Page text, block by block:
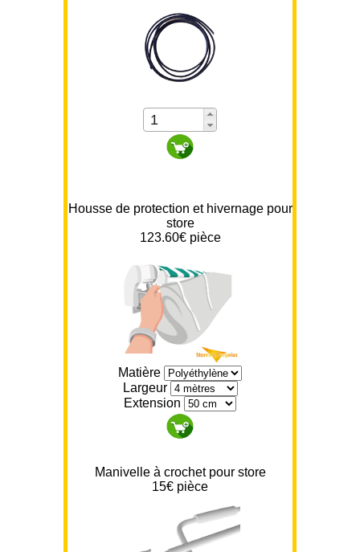
Housse de protection et hivernage pour
store
123.60€ pièce
Matière
Largeur
Extension
Manivelle à crochet pour store
15€ pièce